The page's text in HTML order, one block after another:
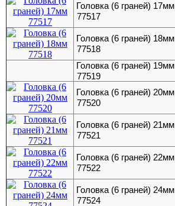
Головка (6 граней) 17мм
77517
Головка (6 граней) 18мм
77518
Головка (6 граней) 19мм
77519
Головка (6 граней) 20мм
77520
Головка (6 граней) 21мм
77521
Головка (6 граней) 22мм
77522
Головка (6 граней) 24мм
77524